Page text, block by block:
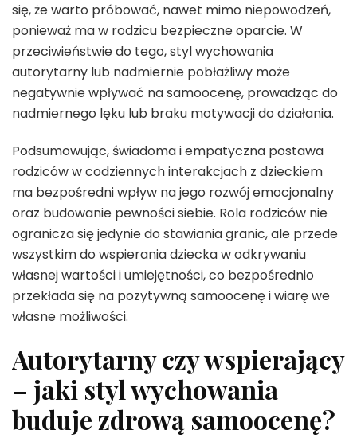
się, że warto próbować, nawet mimo niepowodzeń,
ponieważ ma w rodzicu bezpieczne oparcie. W
przeciwieństwie do tego, styl wychowania
autorytarny lub nadmiernie pobłażliwy może
negatywnie wpływać na samoocenę, prowadząc do
nadmiernego lęku lub braku motywacji do działania.
Podsumowując, świadoma i empatyczna postawa
rodziców w codziennych interakcjach z dzieckiem
ma bezpośredni wpływ na jego rozwój emocjonalny
oraz budowanie pewności siebie. Rola rodziców nie
ogranicza się jedynie do stawiania granic, ale przede
wszystkim do wspierania dziecka w odkrywaniu
własnej wartości i umiejętności, co bezpośrednio
przekłada się na pozytywną samoocenę i wiarę we
własne możliwości.
Autorytarny czy wspierający
– jaki styl wychowania
buduje zdrową samoocenę?